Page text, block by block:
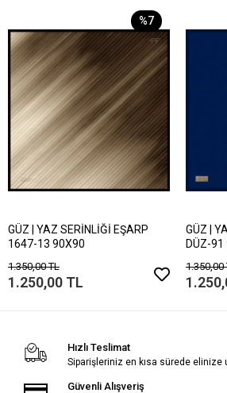
%7
GÜZ | YAZ SERİNLİĞİ EŞARP
1647-13 90X90
1.350,00 TL
1.250,00 TL
GÜZ |
DÜZ-91
1.350,00
Hızlı Teslimat
Siparişleriniz en kısa sürede elinize
Güvenli Alışveriş